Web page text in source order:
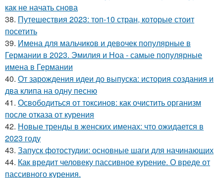
как не начать снова
38. Путешествия 2023: топ-10 стран, которые стоит
посетить
39. Имена для мальчиков и девочек популярные в
Германии в 2023. Эмилия и Ноа - самые популярные
имена в Германии
40. От зарождения идеи до выпуска: история создания и
два клипа на одну песню
41. Освободиться от токсинов: как очистить организм
после отказа от курения
42. Новые тренды в женских именах: что ожидается в
2023 году
43. Запуск фотостудии: основные шаги для начинающих
44. Как вредит человеку пассивное курение. О вреде от
пассивного курения.